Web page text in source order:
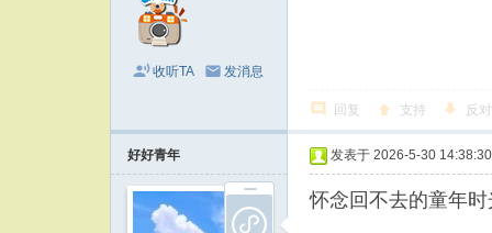
收听TA 发消息
回复 支持 反对
好好青年 发表于 2026-5-30 14:38:30
怀念回不去的童年时